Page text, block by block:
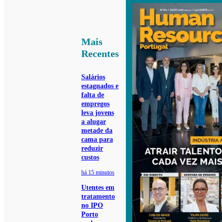
Mais
Recentes
Salários
estagnados e
falta de
empregos
leva jovens
a alugar
metade da
cama para
reduzir
custos
há 15 minutos
Utentes em
tratamento
no IPO
Porto